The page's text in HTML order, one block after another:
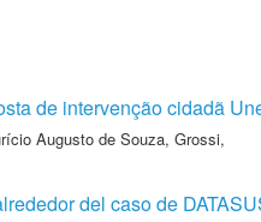
de intervenção cidadã
Augusto de Souza, Grossi,
del caso de